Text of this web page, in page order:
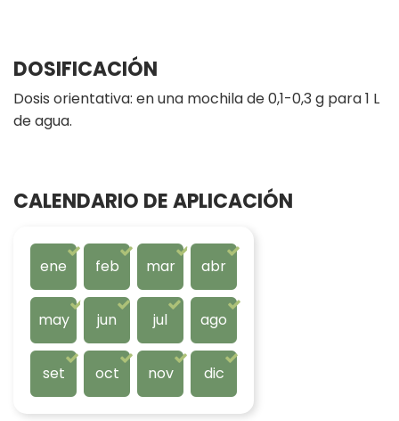
DOSIFICACIÓN
Dosis orientativa: en una mochila de 0,1-0,3 g para 1 L
de agua.
CALENDARIO DE APLICACIÓN
ene feb mar abr
may jun jul ago
set oct nov dic